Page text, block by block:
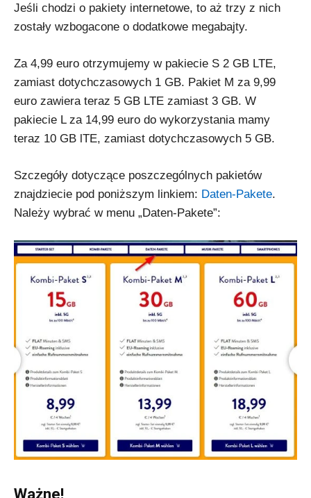
Jeśli chodzi o pakiety internetowe, to aż trzy z nich
zostały wzbogacone o dodatkowe megabajty.
Za 4,99 euro otrzymujemy w pakiecie S 2 GB LTE,
zamiast dotychczasowych 1 GB. Pakiet M za 9,99
euro zawiera teraz 5 GB LTE zamiast 3 GB. W
pakiecie L za 14,99 euro do wykorzystania mamy
teraz 10 GB lTE, zamiast dotychczasowych 5 GB.
Szczegóły dotyczące poszczególnych pakietów
znajdziecie pod poniższym linkiem: Daten-Pakete.
Należy wybrać w menu „Daten-Pakete”:
Ważne!